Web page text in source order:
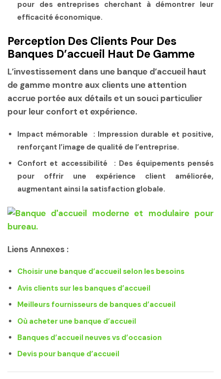
pour des entreprises cherchant à démontrer leur
efficacité économique.
Perception Des Clients Pour Des
Banques D’accueil Haut De Gamme
L’investissement dans une banque d’accueil haut
de gamme montre aux clients une attention
accrue portée aux détails et un souci particulier
pour leur confort et expérience.
Impact mémorable : Impression durable et positive,
renforçant l’image de qualité de l’entreprise.
Confort et accessibilité : Des équipements pensés
pour offrir une expérience client améliorée,
augmentant ainsi la satisfaction globale.
Liens Annexes :
Choisir une banque d’accueil selon les besoins
Avis clients sur les banques d’accueil
Meilleurs fournisseurs de banques d’accueil
Où acheter une banque d’accueil
Banques d’accueil neuves vs d’occasion
Devis pour banque d’accueil